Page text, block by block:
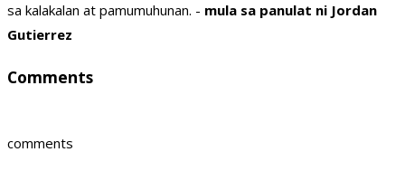
sa kalakalan at pamumuhunan. - mula sa panulat ni Jordan
Gutierrez
Comments
comments